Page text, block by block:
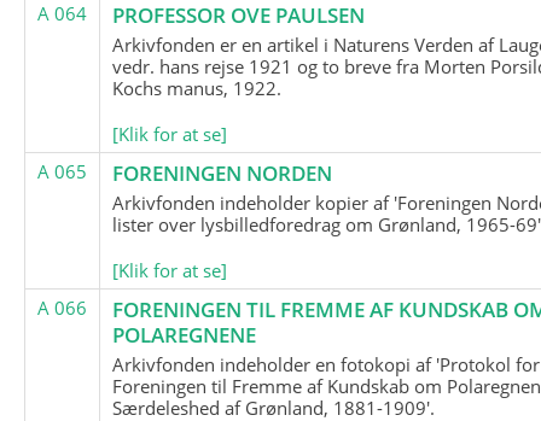
A 064 PROFESSOR OVE PAULSEN
Arkivfonden er en artikel i Naturens Verden af
vedr. hans rejse 1921 og to breve fra Morten
Kochs manus, 1922.
[Klik for at se]
A 065
FORENINGEN NORDEN
Arkivfonden indeholder kopier af 'Foreningen
lister over lysbilledforedrag om Grønland, 1965-
[Klik for at se]
A 066
FORENINGEN TIL FREMME AF KUNDSKAB
POLAREGNENE
Arkivfonden indeholder en fotokopi af 'Protokol for
Foreningen til Fremme af Kundskab om
Særdeleshed af Grønland, 1881-1909'.